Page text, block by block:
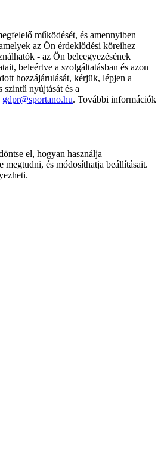
működését, és amennyiben
az Ön érdeklődési köreihez
- az Ön beleegyezésének
beleértve a szolgáltatásban és azon
hozzájárulását, kérjük, lépjen a
nyújtását és a
gdpr@sportano.hu. További információk
el, hogyan használja
megtudni, és módosíthatja beállításait.